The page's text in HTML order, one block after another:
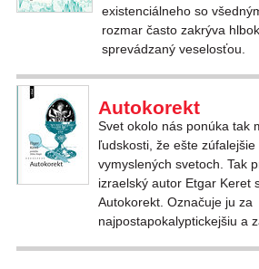
existenciálneho so
rozmar často zakrýva
sprevádzaný veselosťou.
Autokorekt
Svet okolo nás ponúka tak
ľudskosti, že ešte
vymyslených svetoch. Tak
izraelský autor Etgar Keret
Autokorekt. Označuje ju za
najpostapokalyptickejšiu a